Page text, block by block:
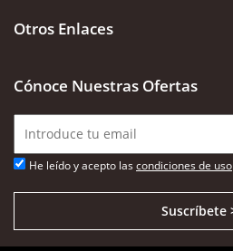
Otros Enlaces
Cónoce Nuestras Ofertas
He leído y acepto las condiciones de uso